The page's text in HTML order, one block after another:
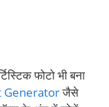
फोटो भी बना
Generatorजैसे